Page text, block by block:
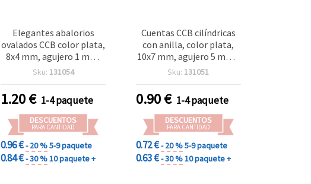
Elegantes abalorios
ovalados CCB color plata,
8x4 mm, agujero 1 mm,
pack de 100 – separadores
bisutería y manualidades
Sku: 131054
1.20€ 1-4 paquete
DESCUENTOS
PARA CANTIDAD
0.96 €- 20 %5-9 paquete
0.84 €- 30 %10 paquete +
Cuentas CCB cilíndricas
con anilla, color plata,
10x7 mm, agujero 5 mm -
50 uds.
Sku: 131051
0.90€ 1-4 paquete
DESCUENTOS
PARA CANTIDAD
0.72 €- 20 %5-9 paquete
0.63 €- 30 %10 paquete +